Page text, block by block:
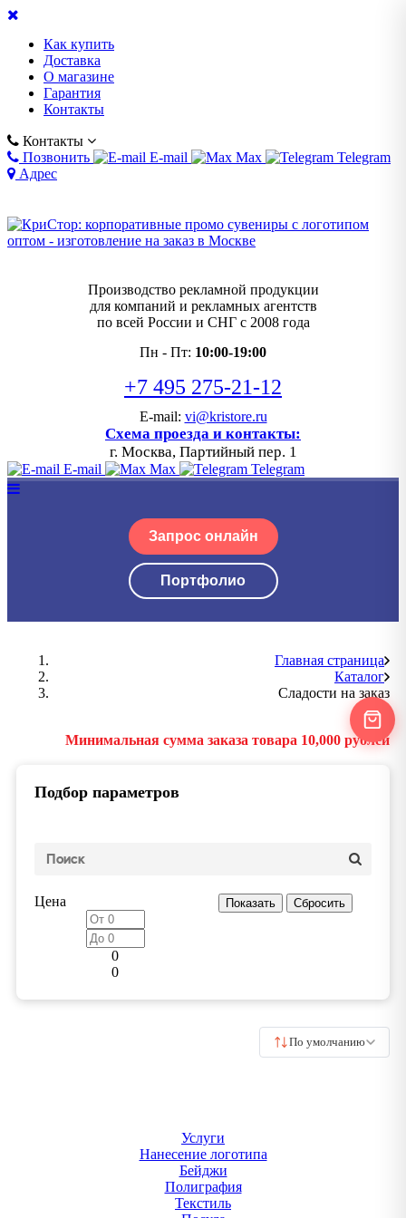
Как купить
Доставка
О магазине
Гарантия
Контакты
Контакты
Позвонить
E-mail Max
Telegram
Адрес
Производство рекламной продукции
для компаний и рекламных агентств
по всей России и СНГ с 2008 года
Пн - Пт: 10:00-19:00
+7 495 275-21-12
E-mail: vi@kristore.ru
Схема проезда и контакты:
г. Москва, Партийный пер. 1
E-mail Max Telegram
Запрос онлайн
Портфолио
Главная страница
Каталог
Сладости на заказ
Минимальная сумма заказа товара 10,000 рублей
Подбор параметров
Цена
0
0
По умолчанию
Услуги
Нанесение логотипа
Бейджи
Полиграфия
Текстиль